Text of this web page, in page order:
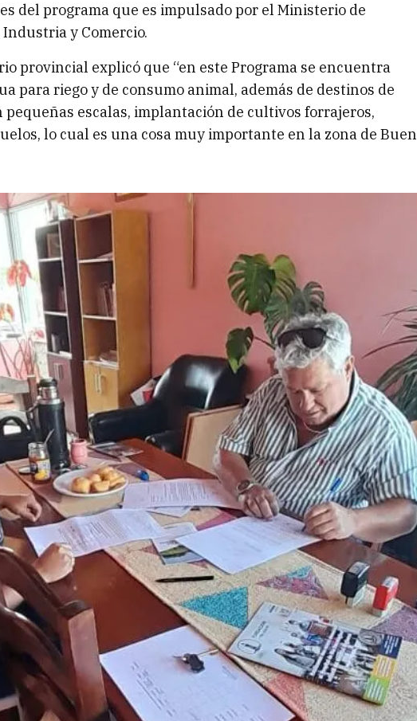
del programa que es impulsado por el Ministerio de
y Comercio.
provincial explicó que “en este Programa se encuentra
para riego y de consumo animal, además de destinos de
escalas, implantación de cultivos forrajeros,
lo cual es una cosa muy importante en la zona de Buen